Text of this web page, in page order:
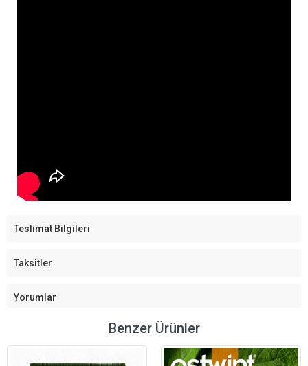
Teslimat Bilgileri
Taksitler
Yorumlar
Benzer Ürünler